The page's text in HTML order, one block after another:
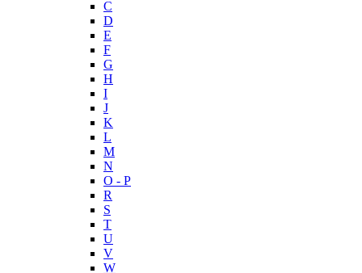
C
D
E
F
G
H
I
J
K
L
M
N
O - P
R
S
T
U
V
W